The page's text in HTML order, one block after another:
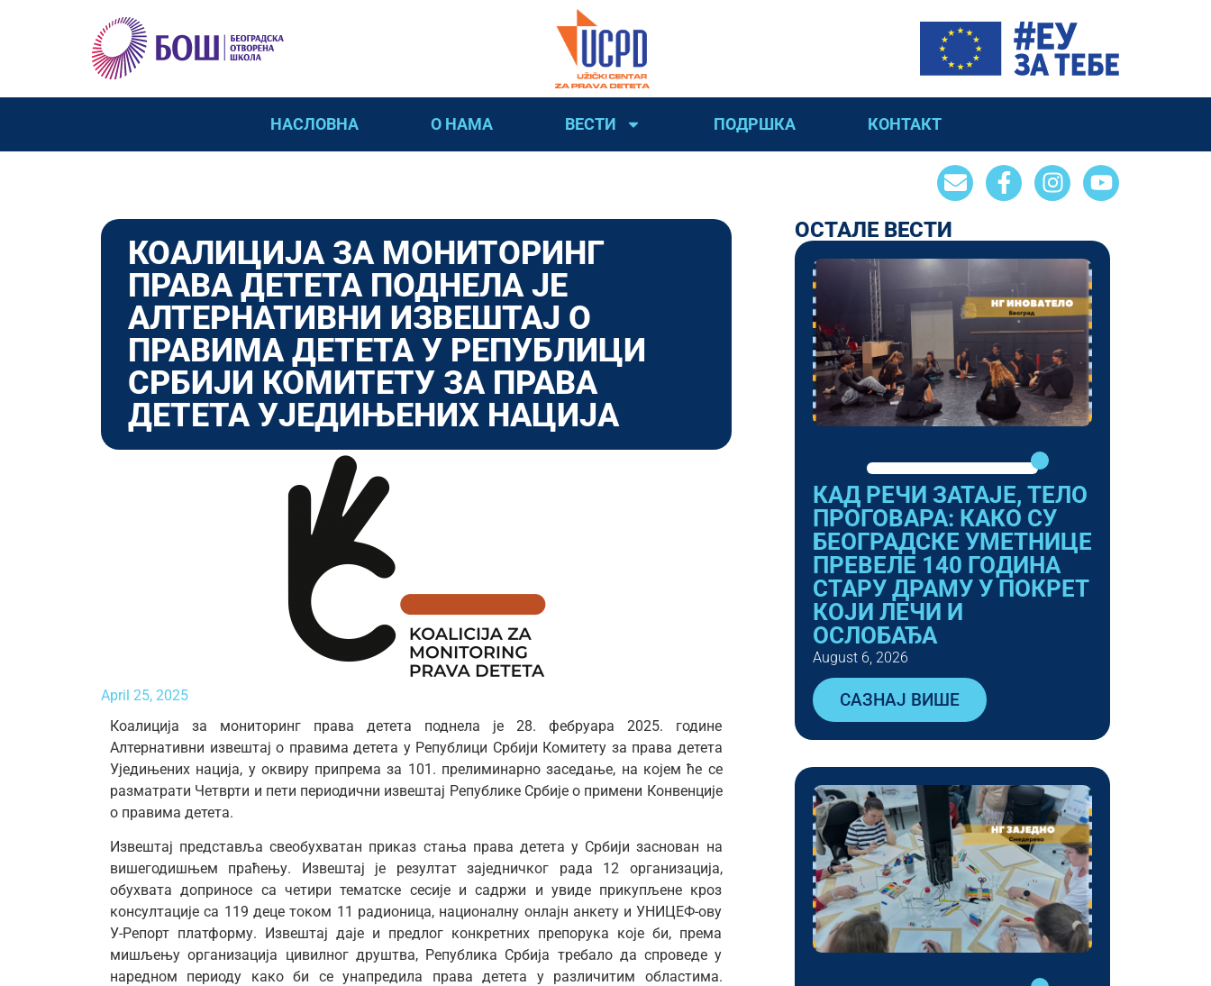
НАСЛОВНА О НАМА ВЕСТИ ПОДРШКА КОНТАКТ
КОАЛИЦИЈА ЗА МОНИТОРИНГ
ПРАВА ДЕТЕТА ПОДНЕЛА ЈЕ
АЛТЕРНАТИВНИ ИЗВЕШТАЈ О
ПРАВИМА ДЕТЕТА У РЕПУБЛИЦИ
СРБИЈИ КОМИТЕТУ ЗА ПРАВА
ДЕТЕТА УЈЕДИЊЕНИХ НАЦИЈА
April 25, 2025
Коалиција за мониторинг права детета поднела је 28. фебруара 2025. године
Алтернативни извештај о правима детета у Републици Србији Комитету за права детета
Уједињених нација, у оквиру припрема за 101. прелиминарно заседање, на којем ће се
разматрати Четврти и пети периодични извештај Републике Србије о примени Конвенције
о правима детета.
Извештај представља свеобухватан приказ стања права детета у Србији заснован на
вишегодишњем праћењу. Извештај је резултат заједничког рада 12 организација,
обухвата доприносе са четири тематске сесије и садржи и увиде прикупљене кроз
консултације са 119 деце током 11 радионица, националну онлајн анкету и УНИЦЕФ-ову
У-Репорт платформу. Извештај даје и предлог конкретних препорука које би, према
мишљењу организација цивилног друштва, Република Србија требало да спроведе у
наредном периоду како би се унапредила права детета у различитим областима.
ОСТАЛЕ ВЕСТИ
КАД РЕЧИ ЗАТАЈЕ, ТЕЛО
ПРОГОВАРА: КАКО СУ
БЕОГРАДСКЕ УМЕТНИЦЕ
ПРЕВЕЛЕ 140 ГОДИНА
СТАРУ ДРАМУ У ПОКРЕТ
КОЈИ ЛЕЧИ И
ОСЛОБАЂА
August 6, 2026
САЗНАЈ ВИШЕ